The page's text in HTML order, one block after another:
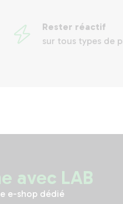
Rester réactif
sur tous types de
avec LAB
e-shop dédié